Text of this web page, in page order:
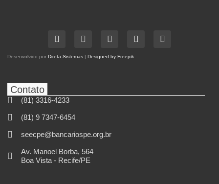
Desenvolvido por Direta Sistemas | Designed by Freepik
Contato
(81) 3316-4233
(81) 9 7347-6454
seecpe@bancariospe.org.br
Av. Manoel Borba, 564
Boa Vista - Recife/PE